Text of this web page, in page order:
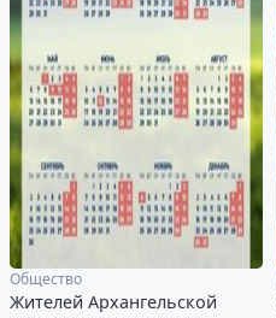
Общество
Жителей Архангельской